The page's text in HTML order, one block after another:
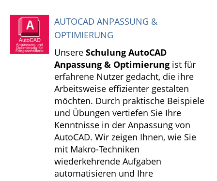
AUTOCAD ANPASSUNG &
OPTIMIERUNG
Unsere Schulung AutoCAD
Anpassung & Optimierung ist für
erfahrene Nutzer gedacht, die ihre
Arbeitsweise effizienter gestalten
möchten. Durch praktische Beispiele
und Übungen vertiefen Sie Ihre
Kenntnisse in der Anpassung von
AutoCAD. Wir zeigen Ihnen, wie Sie
mit Makro-Techniken
wiederkehrende Aufgaben
automatisieren und Ihre